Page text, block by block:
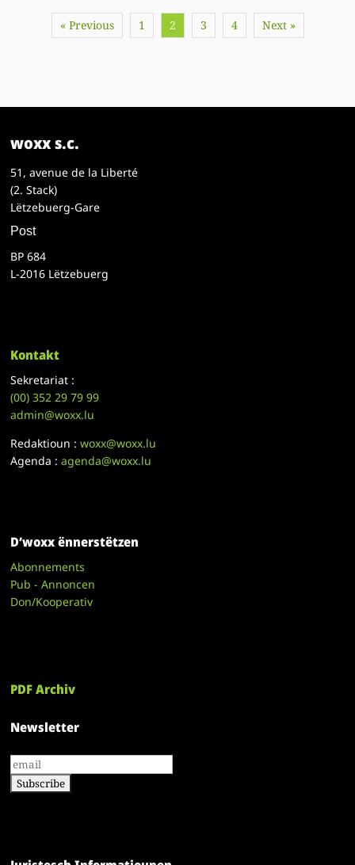
« Previous 1 2 3 4 Next »
woxx s.c.
51, avenue de la Liberté
(2. Stack)
Lëtzebuerg-Gare
Post
BP 684
L-2016 Lëtzebuerg
Kontakt
Sekretariat :
(00)352 29 79 99
admin@woxx.lu
Redaktioun :woxx@woxx.lu
Agenda :agenda@woxx.lu
D’woxx ënnerstëtzen
Abonnements
Pub - Annoncen
Don/Kooperativ
PDF Archiv
Newsletter